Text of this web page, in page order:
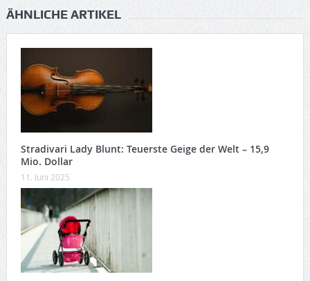
ÄHNLICHE ARTIKEL
Stradivari Lady Blunt: Teuerste Geige der Welt – 15,9
Mio. Dollar
11. Juni 2025